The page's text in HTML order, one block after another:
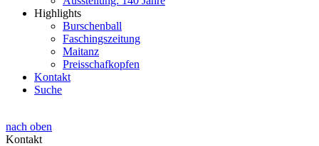
Highlights
Burschenball
Faschingszeitung
Maitanz
Preisschafkopfen
Kontakt
Suche
nach oben
Kontakt